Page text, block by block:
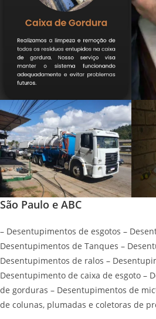
São Paulo e ABC
– Desentupimentos de esgotos –
Desentupimentos de Tanques –
Desentupimentos de ralos –
Desentupimento de caixa de esgoto –
de gorduras – Desentupimentos de
de colunas, plumadas e coletoras de